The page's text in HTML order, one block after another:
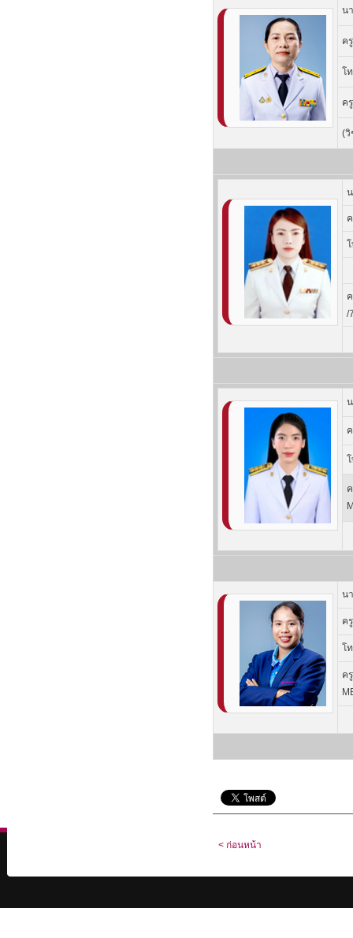
น
ค
โ
ค
(วิ
/
น
ค
โ
ค
< ก่อนหน้า